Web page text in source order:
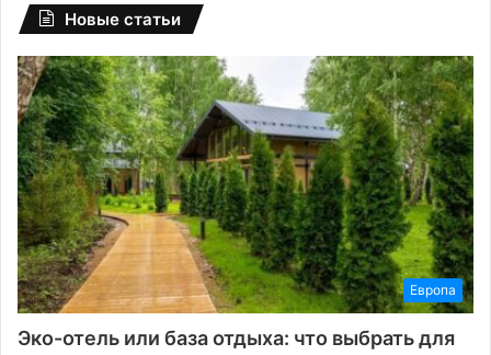
Новые статьи
Европа
Эко-отель или база отдыха: что выбрать для